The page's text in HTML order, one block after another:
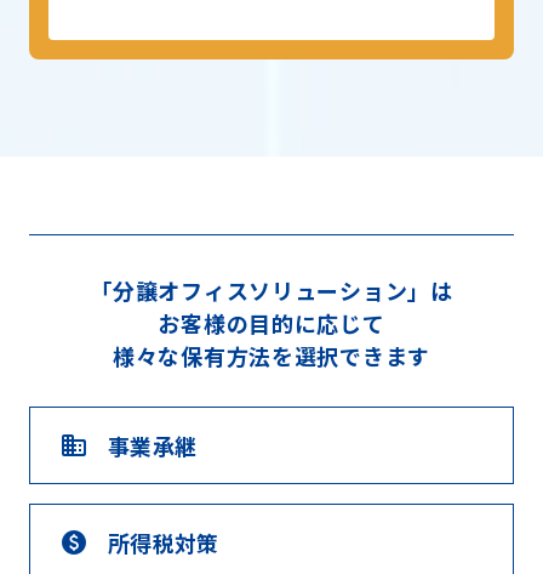
「分譲オフィスソリューション」は
お客様の目的に応じて
様々な保有方法を選択できます
domain 事業承継
paid 所得税対策